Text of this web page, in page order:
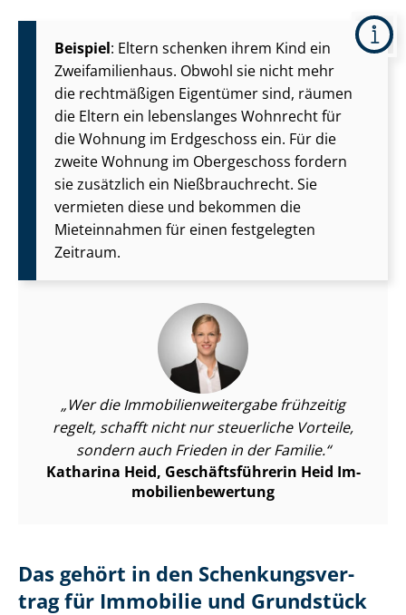
Beispiel: Eltern schenken ihrem Kind ein
Zwei­fa­mi­li­en­haus. Obwohl sie nicht mehr
die rechtmäßigen Eigentümer sind, räumen
die Eltern ein lebenslanges Wohnrecht für
die Wohnung im Erdgeschoss ein. Für die
zweite Wohnung im Obergeschoss fordern
sie zusätzlich ein Nießbrauchrecht. Sie
vermieten diese und bekommen die
Mieteinnahmen für einen festgelegten
Zeitraum.
Wer die Im­mo­bi­li­en­wei­ter­ga­be frühzeitig
regelt, schafft nicht nur steuerliche Vorteile,
sondern auch Frieden in der Familie.
Katharina Heid, Ge­schäfts­füh­re­rin Heid Im­
mo­bi­li­en­be­wer­tung
Das gehört in den Schen­kungs­ver­
trag für Immobilie und Grundstück